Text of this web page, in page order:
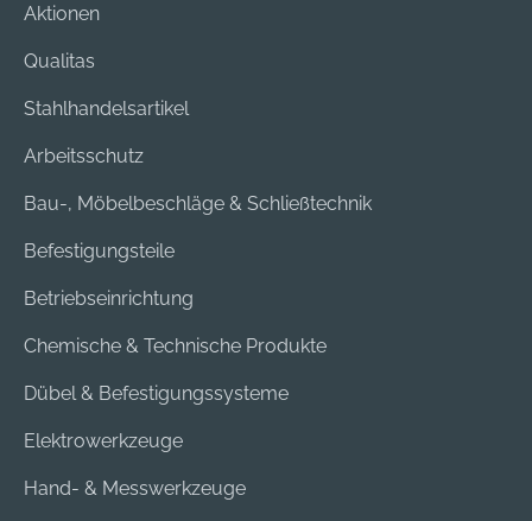
Aktionen
Qualitas
Stahlhandelsartikel
Arbeitsschutz
Bau-, Möbelbeschläge & Schließtechnik
Befestigungsteile
Betriebseinrichtung
Chemische & Technische Produkte
Dübel & Befestigungssysteme
Elektrowerkzeuge
Hand- & Messwerkzeuge